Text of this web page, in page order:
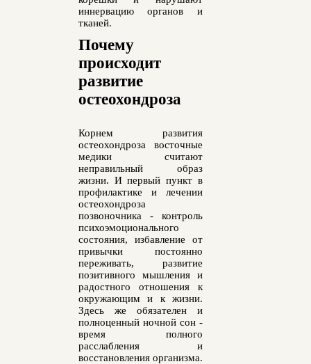
иннервацию органов и
тканей.
Почему
происходит
развитие
остеохондроза
Корнем развития
остеохондроза восточные
медики считают
неправильный образ
жизни. И первый пункт в
профилактике и лечении
остеохондроза
позвоночника - контроль
психоэмоционального
состояния, избавление от
привычки постоянно
переживать, развитие
позитивного мышления и
радостного отношения к
окружающим и к жизни.
Здесь же обязателен и
полноценный ночной сон -
время полного
расслабления и
восстановления организма.